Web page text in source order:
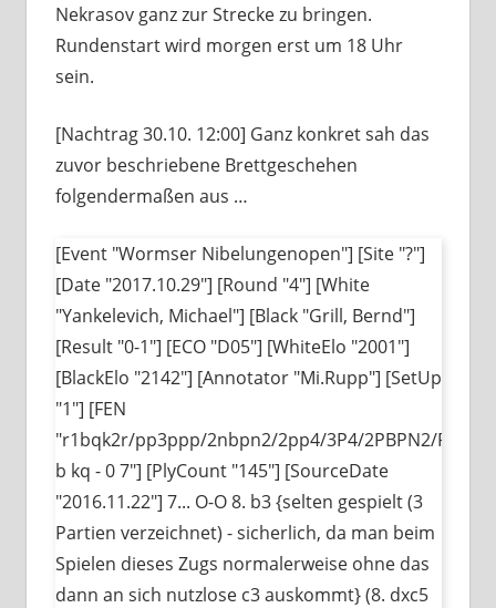
Nekrasov ganz zur Strecke zu bringen.
Rundenstart wird morgen erst um 18 Uhr
sein.
[Nachtrag 30.10. 12:00] Ganz konkret sah das
zuvor beschriebene Brettgeschehen
folgendermaßen aus …
[Event "Wormser Nibelungenopen"] [Site "?"]
[Date "2017.10.29"] [Round "4"] [White
"Yankelevich, Michael"] [Black "Grill, Bernd"]
[Result "0-1"] [ECO "D05"] [WhiteElo "2001"]
[BlackElo "2142"] [Annotator "Mi.Rupp"] [SetUp
"1"] [FEN
"r1bqk2r/pp3ppp/2nbpn2/2pp4/3P4/2PBPN2/
b kq - 0 7"] [PlyCount "145"] [SourceDate
"2016.11.22"] 7... O-O 8. b3 {selten gespielt (3
Partien verzeichnet) - sicherlich, da man beim
Spielen dieses Zugs normalerweise ohne das
dann an sich nutzlose c3 auskommt} (8. dxc5